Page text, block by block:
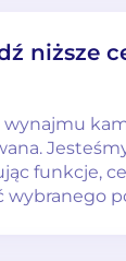
niższe
wynajmu
funkcje,
wybranego